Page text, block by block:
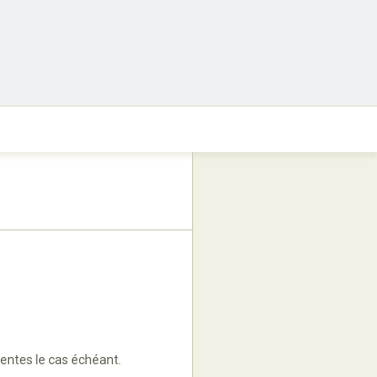
le cas échéant.